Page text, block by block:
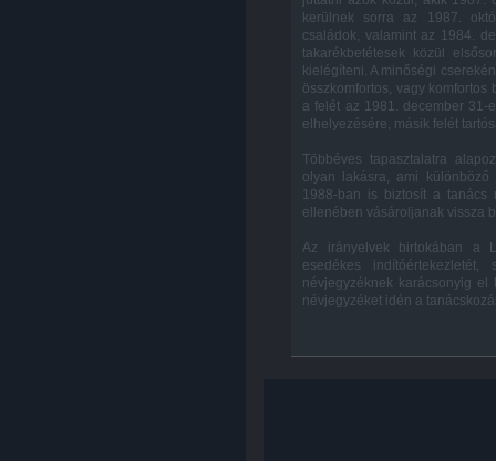
kerülnek sorra az 1987.
családok, valamint az 1984.
takarékbetétesek közül
kielégíteni. A minőségi
összkomfortos, vagy
a felét az 1981. december 31-
elhelyezésére, másik felét
Többéves tapasztalatra
olyan lakásra, ami
1988-ban is biztosít a tanács
ellenében vásároljanak vissza
Az irányelvek birtokában a
esedékes
névjegyzéknek karácsonyig
névjegyzéket idén a